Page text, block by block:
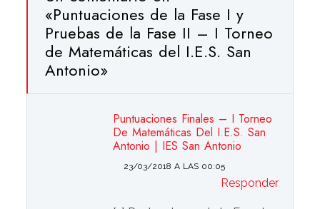
«Puntuaciones de la Fase I y
Pruebas de la Fase II – I Torneo
de Matemáticas del I.E.S. San
Antonio»
Puntuaciones Finales – I Torneo
De Matemáticas Del I.E.S. San
Antonio | IES San Antonio
23/03/2018 A LAS 00:05
Responder